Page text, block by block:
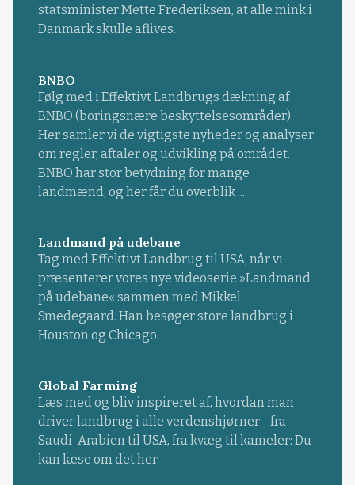
statsminister Mette Frederiksen, at alle mink i
Danmark skulle aflives.
BNBO
Følg med i Effektivt Landbrugs dækning af
BNBO (boringsnære beskyttelsesområder).
Her samler vi de vigtigste nyheder og analyser
om regler, aftaler og udvikling på området.
BNBO har stor betydning for mange
landmænd, og her får du overblik ...
Landmand på udebane
Tag med Effektivt Landbrug til USA, når vi
præsenterer vores nye videoserie »Landmand
på udebane« sammen med Mikkel
Smedegaard. Han besøger store landbrug i
Houston og Chicago.
Global Farming
Læs med og bliv inspireret af, hvordan man
driver landbrug i alle verdenshjørner - fra
Saudi-Arabien til USA, fra kvæg til kameler: Du
kan læse om det her.